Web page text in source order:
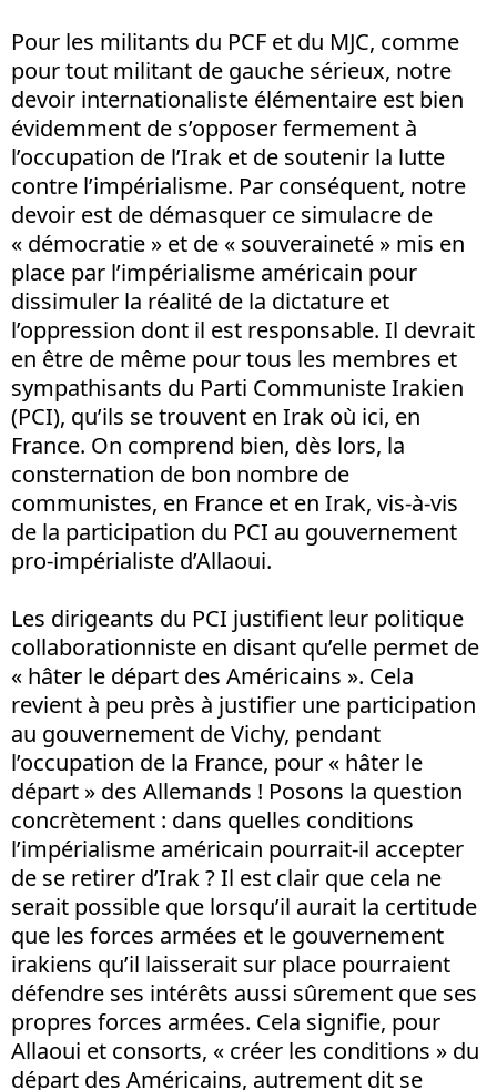
Pour les militants du PCF et du MJC, comme
pour tout militant de gauche sérieux, notre
devoir internationaliste élémentaire est bien
évidemment de s’opposer fermement à
l’occupation de l’Irak et de soutenir la lutte
contre l’impérialisme. Par conséquent, notre
devoir est de démasquer ce simulacre de
« démocratie » et de « souveraineté » mis en
place par l’impérialisme américain pour
dissimuler la réalité de la dictature et
l’oppression dont il est responsable. Il devrait
en être de même pour tous les membres et
sympathisants du Parti Communiste Irakien
(PCI), qu’ils se trouvent en Irak où ici, en
France. On comprend bien, dès lors, la
consternation de bon nombre de
communistes, en France et en Irak, vis-à-vis
de la participation du PCI au gouvernement
pro-impérialiste d’Allaoui.
Les dirigeants du PCI justifient leur politique
collaborationniste en disant qu’elle permet de
« hâter le départ des Américains ». Cela
revient à peu près à justifier une participation
au gouvernement de Vichy, pendant
l’occupation de la France, pour « hâter le
départ » des Allemands ! Posons la question
concrètement : dans quelles conditions
l’impérialisme américain pourrait-il accepter
de se retirer d’Irak ? Il est clair que cela ne
serait possible que lorsqu’il aurait la certitude
que les forces armées et le gouvernement
irakiens qu’il laisserait sur place pourraient
défendre ses intérêts aussi sûrement que ses
propres forces armées. Cela signifie, pour
Allaoui et consorts, « créer les conditions » du
départ des Américains, autrement dit se